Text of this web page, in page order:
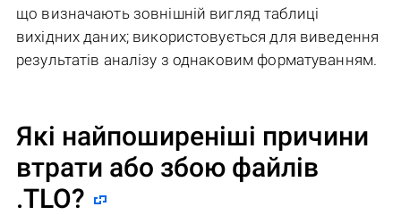
що визначають зовнішній вигляд таблиці
вихідних даних; використовується для виведення
результатів аналізу з однаковим форматуванням.
Які найпоширеніші причини
втрати або збою файлів
.TLO?